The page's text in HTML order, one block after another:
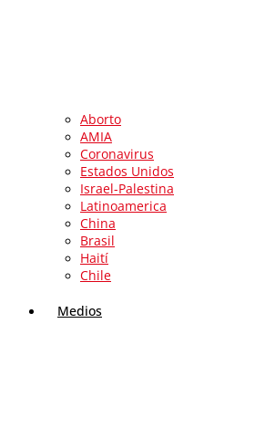
Aborto
AMIA
Coronavirus
Estados Unidos
Israel-Palestina
Latinoamerica
China
Brasil
Haití
Chile
Medios